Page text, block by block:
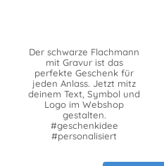
Der schwarze Flachmann
mit Gravur ist das
perfekte Geschenk für
jeden Anlass. Jetzt mitz
deinem Text, Symbol und
Logo im Webshop
gestalten.
#geschenkidee
#personalisiert